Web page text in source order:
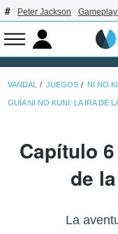
Peter Jackson Gameplay
VANDAL JUEGOS NI NO
GUÍA NI NO KUNI: LA IRA DE
Capítulo
de
La